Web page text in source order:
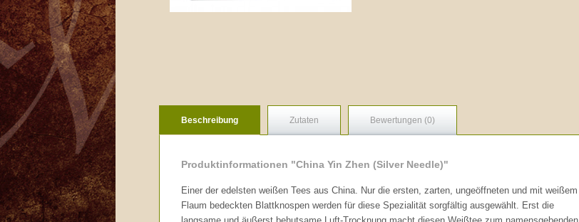
Beschreibung Zutaten Bewertungen (0)
Produktinformationen "China Yin Zhen (Silver Needle)"
Einer der edelsten weißen Tees aus China. Nur die ersten, zarten, ungeöffneten und mit weißem
Flaum bedeckten Blattknospen werden für diese Spezialität sorgfältig ausgewählt. Erst die